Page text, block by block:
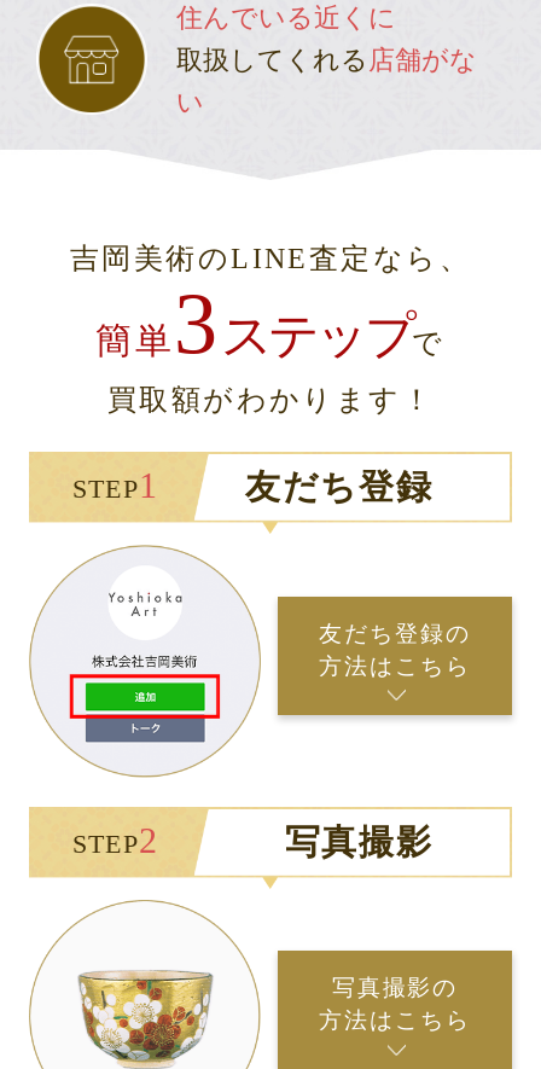
住んでいる近くに
取扱してくれる 店舗がな
い
吉岡美術のLINE査定なら、
簡単3 ステップで
買取額がわかります！
STEP1 友だち登録
友だち登録の
方法はこちら
STEP2 写真撮影
写真撮影の
方法はこちら